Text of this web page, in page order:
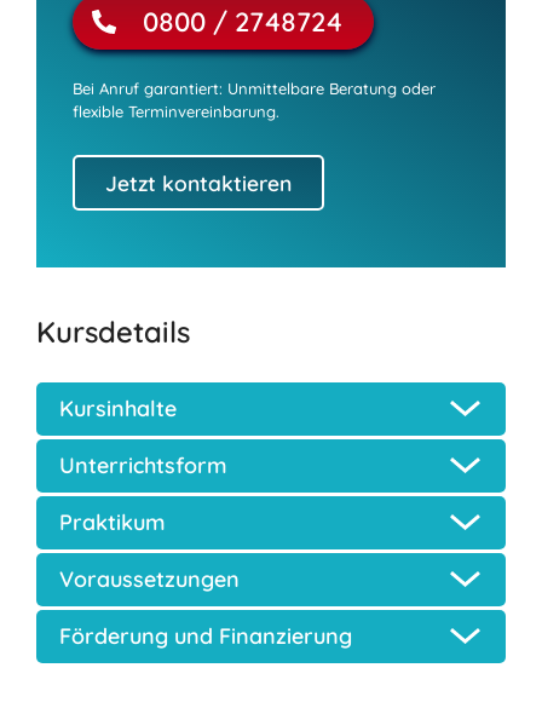
0800 / 2748724
Bei Anruf garantiert: Unmittelbare Beratung oder
flexible Terminvereinbarung.
Jetzt kontaktieren
Kursdetails
Kursinhalte
Unterrichtsform
Praktikum
Voraussetzungen
Förderung und Finanzierung